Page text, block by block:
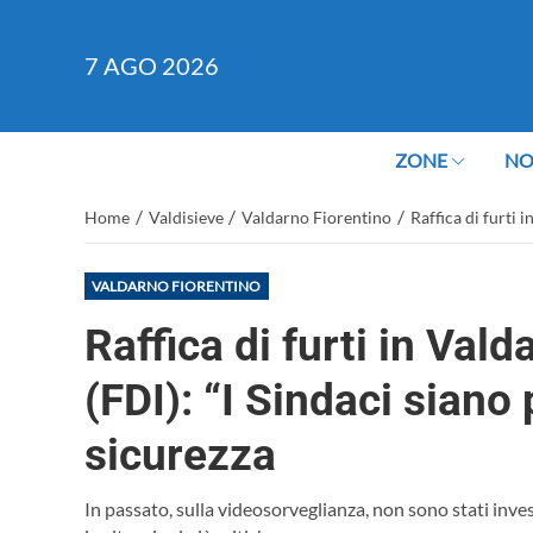
7 AGO 2026
ZONE
Home / Valdisieve / Valdarno Fiorentino / Raffica di furti
VALDARNO FIORENTINO
Raffica di furti in
(FDI): “I Sindaci
sicurezza
In passato, sulla videosorveglianza, non sono stati